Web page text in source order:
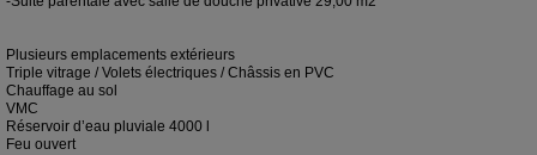
Plusieurs emplacements extérieurs
Triple vitrage / Volets électriques / Châssis en PVC
Chauffage au sol
VMC
Réservoir d’eau pluviale 4000 l
Feu ouvert